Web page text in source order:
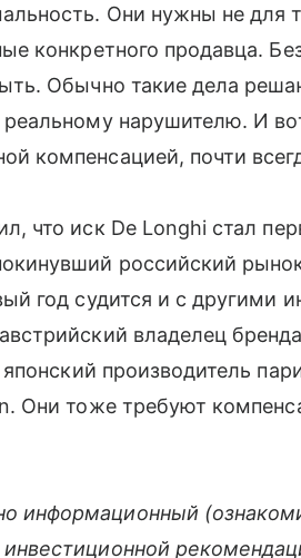
Они нужны не для
конкретного продавца.
Обычно такие дела
нарушителю. И
компенсацией, почти
что иск De Longhi стал
российский
год судится и с другими
австрийский владелец
производитель
Они тоже требуют
информационный